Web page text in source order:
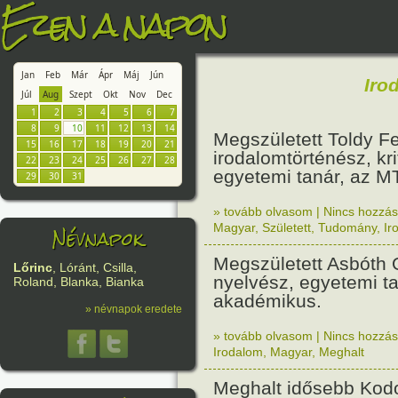
Ezen a napon
Jan Feb Már Ápr Máj
Jún
Júl
Aug Szept Okt Nov
Dec
1
2 3 4 5 6
7
8
9 10 11 12 13
14
15
16 17 18 19 20
21
22
23 24 25 26 27
28
29
30 31
Névnapok
Lőrinc, Lóránt, Csilla,
Roland, Blanka, Bianka
» névnapok eredete
Megszületett Toldy
irodalomtörténész,
egyetemi tanár, az
» tovább olvasom | Nincs
Magyar, Született Tudomány,
Megszületett Asbóth
nyelvész, egyetemi
akadémikus.
» tovább olvasom | Nincs
Irodalom
Magyar, Meghalt
Meghalt idősebb